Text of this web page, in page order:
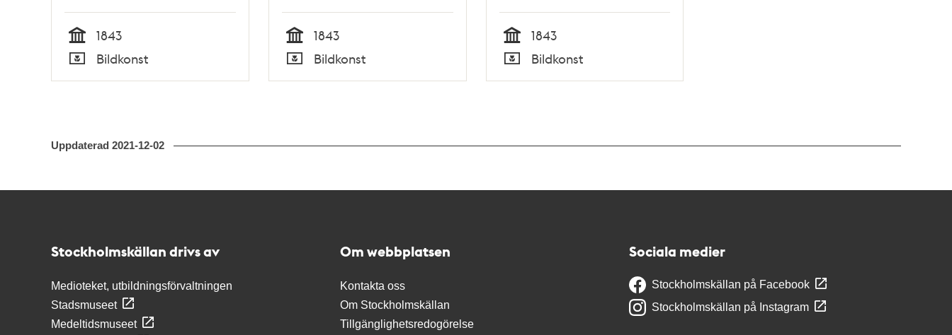
Tid
1843
Typ
Bildkonst Tid
1843
Typ
Bildkonst Tid
1843
Typ
Bildkonst
Uppdaterad 2021-12-02
Stockholmskällan drivs av
Medioteket, utbildningsförvaltningen
Stadsmuseet
Medeltidsmuseet
Om webbplatsen
Kontakta oss
Om Stockholmskällan
Tillgänglighetsredogörelse
Sociala medier
Stockholmskällan på Facebook
Stockholmskällan på Instagram